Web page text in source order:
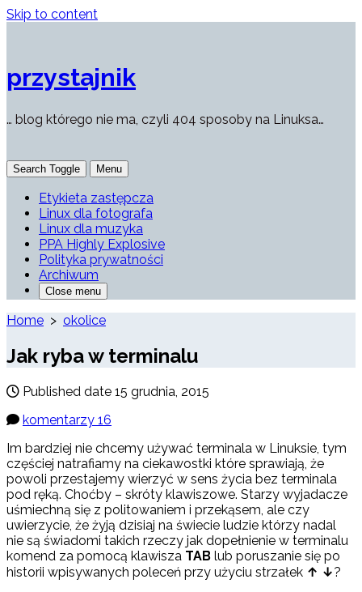
Skip to content
przystajnik
… blog którego nie ma, czyli 404 sposoby na Linuksa…
Search Toggle Menu
Etykieta zastępcza
Linux dla fotografa
Linux dla muzyka
PPA Highly Explosive
Polityka prywatności
Archiwum
Close menu
Home > okolice
Jak ryba w terminalu
Published date 15 grudnia, 2015
komentarzy 16
Im bardziej nie chcemy używać terminala w Linuksie, tym
częściej natrafiamy na ciekawostki które sprawiają, że
powoli przestajemy wierzyć w sens życia bez terminala
pod ręką. Choćby – skróty klawiszowe. Starzy wyjadacze
uśmiechną się z politowaniem i przekąsem, ale czy
uwierzycie, że żyją dzisiaj na świecie ludzie którzy nadal
nie są świadomi takich rzeczy jak dopełnienie w terminalu
komend za pomocą klawisza TAB lub poruszanie się po
historii wpisywanych poleceń przy użyciu strzałek ↑ ↓?